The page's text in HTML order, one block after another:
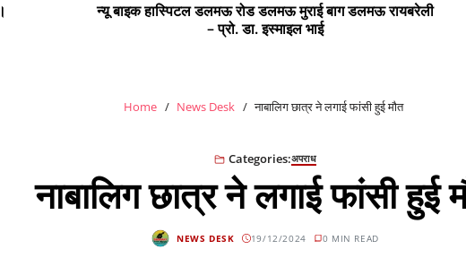
रायबरेली
सभी क्षेत्र वासियों को रंगों के पर्व होली की हार्दिक शुभकामनाएं
Home News Desk नाबालिग छात्र ने लगाई फांसी हुई मौत
Categories:अपराध
नाबालिग छात्र ने लगाई फांसी हुई
NEWS DESK 19/12/2024 0 MIN READ